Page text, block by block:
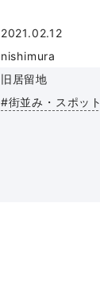
2021.02.12
nishimura
旧居留地
#街並み・スポット